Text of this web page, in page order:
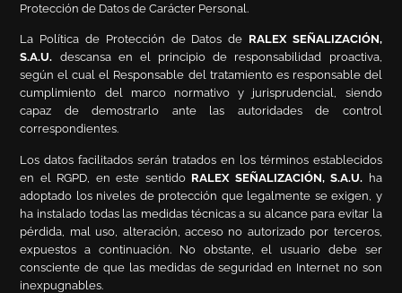
Protección de Datos de Carácter Personal.
La Política de Protección de Datos de RALEX SEÑALIZACIÓN,
S.A.U. descansa en el principio de responsabilidad proactiva,
según el cual el Responsable del tratamiento es responsable del
cumplimiento del marco normativo y jurisprudencial, siendo
capaz de demostrarlo ante las autoridades de control
correspondientes.
Los datos facilitados serán tratados en los términos establecidos
en el RGPD, en este sentido RALEX SEÑALIZACIÓN, S.A.U. ha
adoptado los niveles de protección que legalmente se exigen, y
ha instalado todas las medidas técnicas a su alcance para evitar la
pérdida, mal uso, alteración, acceso no autorizado por terceros,
expuestos a continuación. No obstante, el usuario debe ser
consciente de que las medidas de seguridad en Internet no son
inexpugnables.